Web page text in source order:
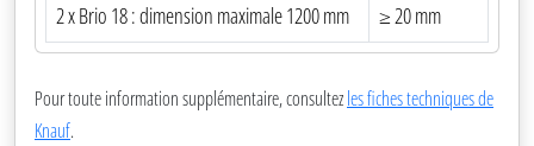
2 x Brio 18 : dimension maximale 1200 mm
≥ 20 mm
Pour toute information supplémentaire, consultezles fiches techniques de
Knauf.